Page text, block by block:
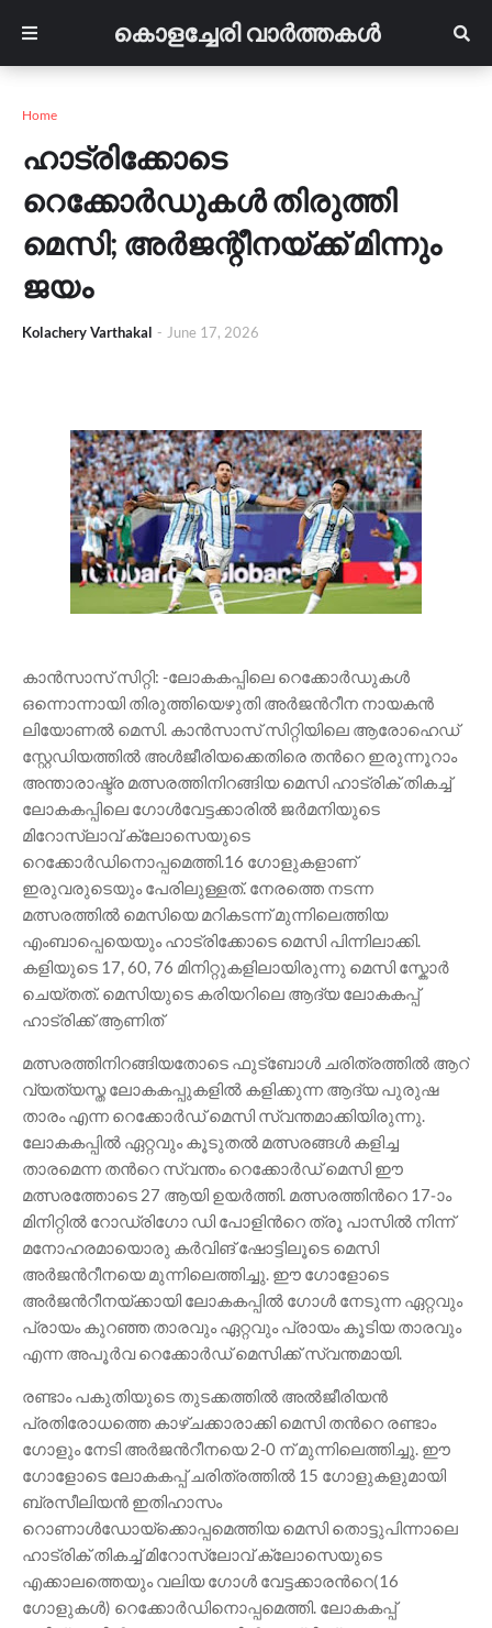
കൊളച്ചേരി വാർത്തകൾ
Home
ഹാട്രിക്കോടെ
റെക്കോർഡുകൾ തിരുത്തി
മെസി; അർജന്റീനയ്ക്ക് മിന്നും
ജയം
Kolachery Varthakal - June 17, 2026
കാൻസാസ് സിറ്റി: -ലോകകപ്പിലെ റെക്കോർഡുകൾ
ഒന്നൊന്നായി തിരുത്തിയെഴുതി അര്‍ജന്‍റീന നായകന്‍
ലിയോണൽ മെസി. കാൻസാസ് സിറ്റിയിലെ ആരോഹെഡ്
സ്റ്റേഡിയത്തിൽ അള്‍ജീരിയക്കെതിരെ തന്‍റെ ഇരുന്നൂറാം
അന്താരാഷ്ട്ര മത്സരത്തിനിറങ്ങിയ മെസി ഹാട്രിക് തികച്ച്
ലോകകപ്പിലെ ഗോള്‍വേട്ടക്കാരില്‍ ജര്‍മനിയുടെ
മിറോസ്ലാവ് ക്ലോസെയുടെ
റെക്കോര്‍ഡിനൊപ്പമെത്തി.16 ഗോളുകളാണ്
ഇരുവരുടെയും പേരിലുള്ളത്. നേരത്തെ നടന്ന
മത്സരത്തില്‍ മെസിയെ മറികടന്ന് മുന്നിലെത്തിയ
എംബാപ്പെയെയും ഹാട്രിക്കോടെ മെസി പിന്നിലാക്കി.
കളിയുടെ 17, 60, 76 മിനിറ്റുകളിലായിരുന്നു മെസി സ്കോര്‍
ചെയ്തത്. മെസിയുടെ കരിയറിലെ ആദ്യ ലോകകപ്പ്
ഹാട്രിക്ക് ആണിത്
മത്സരത്തിനിറങ്ങിയതോടെ ഫുട്ബോൾ ചരിത്രത്തിൽ ആറ്
വ്യത്യസ്ത ലോകകപ്പുകളിൽ കളിക്കുന്ന ആദ്യ പുരുഷ
താരം എന്ന റെക്കോർഡ് മെസി സ്വന്തമാക്കിയിരുന്നു.
ലോകകപ്പിൽ ഏറ്റവും കൂടുതൽ മത്സരങ്ങൾ കളിച്ച
താരമെന്ന തന്‍റെ സ്വന്തം റെക്കോർഡ് മെസി ഈ
മത്സരത്തോടെ 27 ആയി ഉയർത്തി. മത്സരത്തിന്‍റെ 17-ാം
മിനിറ്റിൽ റോഡ്രിഗോ ഡി പോളിന്‍റെ ത്രൂ പാസിൽ നിന്ന്
മനോഹരമായൊരു കർവിങ് ഷോട്ടിലൂടെ മെസി
അർജന്‍റീനയെ മുന്നിലെത്തിച്ചു. ഈ ഗോളോടെ
അർജന്‍റീനയ്ക്കായി ലോകകപ്പിൽ ഗോൾ നേടുന്ന ഏറ്റവും
പ്രായം കുറഞ്ഞ താരവും ഏറ്റവും പ്രായം കൂടിയ താരവും
എന്ന അപൂർവ റെക്കോർഡ് മെസിക്ക് സ്വന്തമായി.
രണ്ടാം പകുതിയുടെ തുടക്കത്തിൽ അൽജീരിയൻ
പ്രതിരോധത്തെ കാഴ്ചക്കാരാക്കി മെസി തന്‍റെ രണ്ടാം
ഗോളും നേടി അർജന്‍റീനയെ 2-0 ന് മുന്നിലെത്തിച്ചു. ഈ
ഗോളോടെ ലോകകപ്പ് ചരിത്രത്തിൽ 15 ഗോളുകളുമായി
ബ്രസീലിയൻ ഇതിഹാസം
റൊണാൾഡോയ്ക്കൊപ്പമെത്തിയ മെസി തൊട്ടുപിന്നാലെ
ഹാട്രിക് തികച്ച് മിറോസ്ലോവ് ക്ലോസെയുടെ
എക്കാലത്തെയും വലിയ ഗോള്‍ വേട്ടക്കാരന്‍റെ(16
ഗോളുകള്‍) റെക്കോര്‍ഡിനൊപ്പമെത്തി. ലോകകപ്പ്